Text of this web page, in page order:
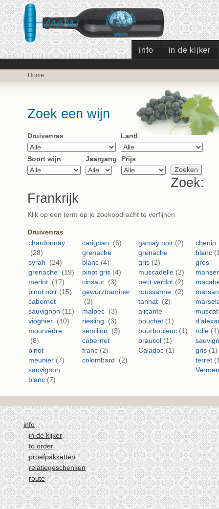
info in de kijker
Home
Zoek een wijn
Druivenras Land
Soort wijn Jaargang Prijs
Zoek:
Frankrijk
Klik op een term op je zoekopdracht te verfijnen
Druivenras
chardonnay
(28)
syrah
(24)
grenache (19)
merlot (17)
pinot noir (15)
cabernet
sauvignon (11)
viognier (10)
mourvèdre
(8)
pinot
meunier (7)
sauvignon
blanc (7)
carignan
(6)
grenache
blanc (4)
pinot gris (4)
cinsaut (3)
gewürztraminer
(3)
malbec (3)
riesling
(3)
semillon
(3)
cabernet
franc (2)
colombard
(2)
gamay noir (2)
grenache
gris (2)
muscadelle (2)
petit verdot (2)
roussanne (2)
tannat (2)
alicante
bouchet (1)
bourboulenc (1)
braucol (1)
Caladoc (1)
chenin
blanc
gros
muscat
rolle (1)
gris (1)
terret
info
in de kijker
to order
proefpakketten
relatiegeschenken
route